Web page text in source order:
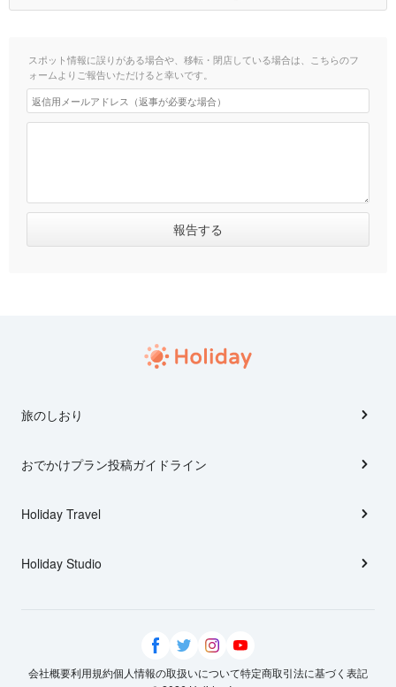
スポット情報に誤りがある場合や、移転・閉店している場合は、こちらのフ
ォームよりご報告いただけると幸いです。
旅のしおり
おでかけプラン投稿ガイドライン
Holiday Travel
Holiday Studio
会社概要利用規約個人情報の取扱いについて特定商取引法に基づく表記